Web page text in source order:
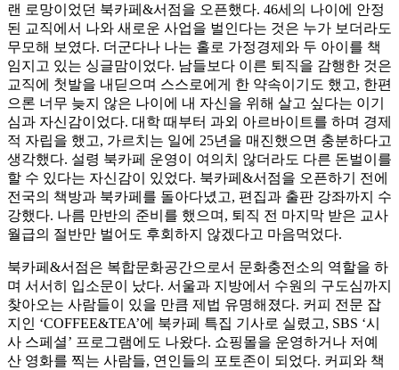
랜 로망이었던 북카페&서점을 오픈했다. 46세의 나이에 안정
된 교직에서 나와 새로운 사업을 벌인다는 것은 누가 보더라도
무모해 보였다. 더군다나 나는 홀로 가정경제와 두 아이를 책
임지고 있는 싱글맘이었다. 남들보다 이른 퇴직을 감행한 것은
교직에 첫발을 내딛으며 스스로에게 한 약속이기도 했고, 한편
으론 너무 늦지 않은 나이에 내 자신을 위해 살고 싶다는 이기
심과 자신감이었다. 대학 때부터 과외 아르바이트를 하며 경제
적 자립을 했고, 가르치는 일에 25년을 매진했으면 충분하다고
생각했다. 설령 북카페 운영이 여의치 않더라도 다른 돈벌이를
할 수 있다는 자신감이 있었다. 북카페&서점을 오픈하기 전에
전국의 책방과 북카페를 돌아다녔고, 편집과 출판 강좌까지 수
강했다. 나름 만반의 준비를 했으며, 퇴직 전 마지막 받은 교사
월급의 절반만 벌어도 후회하지 않겠다고 마음먹었다.
북카페&서점은 복합문화공간으로서 문화충전소의 역할을 하
며 서서히 입소문이 났다. 서울과 지방에서 수원의 구도심까지
찾아오는 사람들이 있을 만큼 제법 유명해졌다. 커피 전문 잡
지인 ‘COFFEE&TEA’에 북카페 특집 기사로 실렸고, SBS ‘시
사 스페셜’ 프로그램에도 나왔다. 쇼핑몰을 운영하거나 저예
산 영화를 찍는 사람들, 연인들의 포토존이 되었다. 커피와 책